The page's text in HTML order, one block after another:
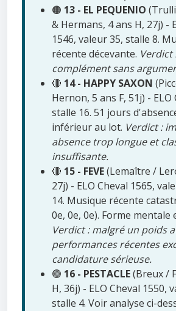
🟠 13 - EL PEQUENIO
& Hermans, 4 ans H, 27j) -
1546, valeur 35, stalle 8.
récente décevante.
complément sans
🔴 14 - HAPPY SAXON
Hernon, 5 ans F, 51j) - ELO
stalle 16. 51 jours
inférieur au lot. Verdict :
absence trop longue et
insuffisante.
🔴 15 - FEVE(Lemaître /
27j) - ELO Cheval 1565,
14. Musique récente
0e, 0e, 0e). Forme mentale
Verdict : malgré un poids
performances récentes
candidature sérieuse.
🟢 16 - PESTACLE(Breux /
H, 36j) - ELO Cheval 1550,
stalle 4. Voir analyse ci-